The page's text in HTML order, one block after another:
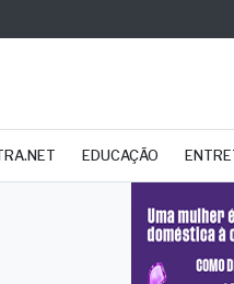
EDUCAÇÃO